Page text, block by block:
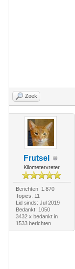
Zoek
Frutsel
Kilometervreter
Berichten: 1.870
Topics: 11
Lid sinds: Jul 2019
Bedankt: 1050
3432 x bedankt in
1533 berichten